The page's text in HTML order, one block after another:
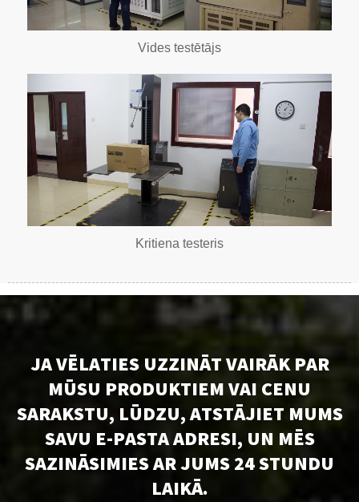
Vides testētājs
Kritiena testeris
JA VĒLATIES UZZINĀT VAIRĀK PAR
MŪSU PRODUKTIEM VAI CENU
SARAKSTU, LŪDZU, ATSTĀJIET MUMS
SAVU E-PASTA ADRESI, UN MĒS
SAZINĀSIMIES AR JUMS 24 STUNDU
LAIKĀ.